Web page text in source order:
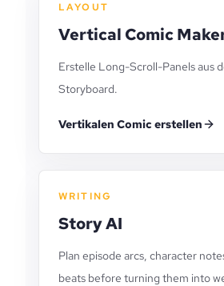
LAYOUT
Vertical Comic
Erstelle Long-Scroll-Panels aus
Storyboard.
Vertikalen Comic erstellen
WRITING
Story AI
Plan episode arcs, character
beats before turning them into